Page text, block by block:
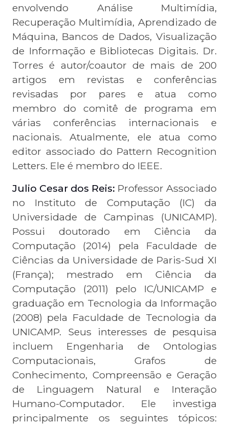
envolvendo Análise Multimídia,
Recuperação Multimídia, Aprendizado de
Máquina, Bancos de Dados, Visualização
de Informação e Bibliotecas Digitais. Dr.
Torres é autor/coautor de mais de 200
artigos em revistas e conferências
revisadas por pares e atua como
membro do comitê de programa em
várias conferências internacionais e
nacionais. Atualmente, ele atua como
editor associado do Pattern Recognition
Letters. Ele é membro do IEEE.
Julio Cesar dos Reis: Professor Associado
no Instituto de Computação (IC) da
Universidade de Campinas (UNICAMP).
Possui doutorado em Ciência da
Computação (2014) pela Faculdade de
Ciências da Universidade de Paris-Sud XI
(França); mestrado em Ciência da
Computação (2011) pelo IC/UNICAMP e
graduação em Tecnologia da Informação
(2008) pela Faculdade de Tecnologia da
UNICAMP. Seus interesses de pesquisa
incluem Engenharia de Ontologias
Computacionais, Grafos de
Conhecimento, Compreensão e Geração
de Linguagem Natural e Interação
Humano-Computador. Ele investiga
principalmente os seguintes tópicos: